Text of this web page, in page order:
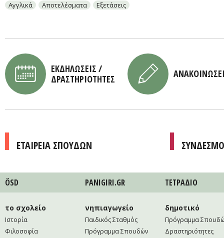
Αγγλικά Αποτελέσματα Εξετάσεις
ΕΚΔΗΛΩΣΕΙΣ /
ΔΡΑΣΤΗΡΙΟΤΗΤΕΣ
ΕΤΑΙΡΕΙΑ ΣΠΟΥΔΩΝ
ÖSD PANIGIRI.GR ΤΕΤΡAΔΙΟ
το σχολείο
Ιστορία
Φιλοσοφία
νηπιαγωγείο
Παιδικός Σταθμός
Πρόγραμμα Σπουδών
δημοτικό
Πρόγραμμα
Δραστηριότητες